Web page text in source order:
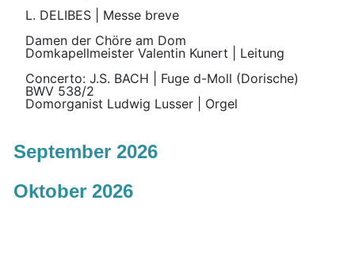
L. DELIBES | Messe breve
Damen der Chöre am Dom
Domkapellmeister Valentin Kunert | Leitung
Concerto: J.S. BACH | Fuge d-Moll (Dorische)
BWV 538/2
Domorganist Ludwig Lusser | Orgel
September 2026
Oktober 2026